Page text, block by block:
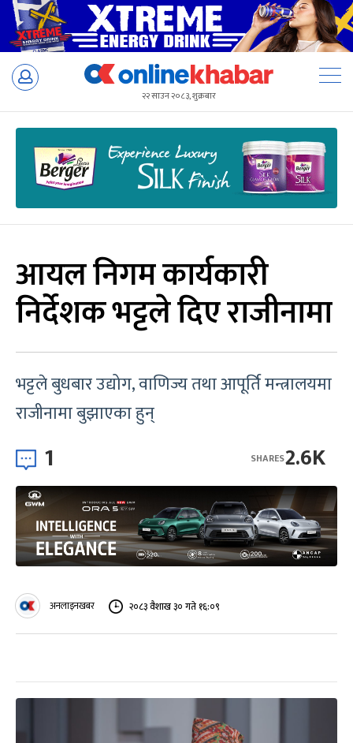
Skip
२२ साउन २०८३, शुक्रबार
आयल निगम कार्यकारी
निर्देशक भट्टले दिए राजीनामा
भट्टले बुधबार उद्योग, वाणिज्य तथा आपूर्ति मन्त्रालयमा
राजीनामा बुझाएका हुन्
1 2.6K
SHARES
अनलाइनखबर २०८३ वैशाख ३० गते १६:०९